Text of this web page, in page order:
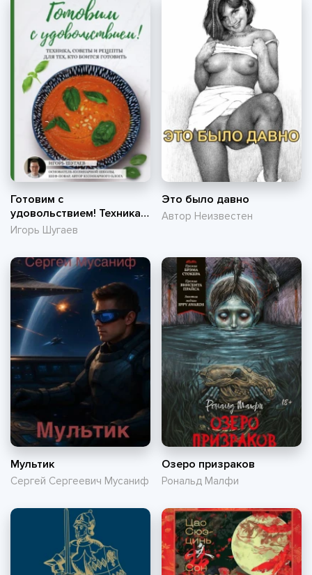
Готовим с
удовольствием! Техника,
советы и рецепты для
(pdf)
Игорь Шугаев
Это было давно
Автор Неизвестен
Мультик
Сергей Сергеевич Мусаниф
Озеро призраков
Рональд Малфи